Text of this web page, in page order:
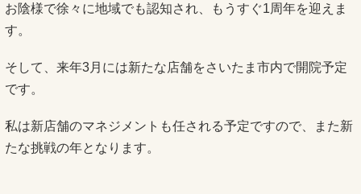
お陰様で徐々に地域でも認知され、もうすぐ1周年を迎えま
す。
そして、来年3月には新たな店舗をさいたま市内で開院予定
です。
私は新店舗のマネジメントも任される予定ですので、また新
たな挑戦の年となります。